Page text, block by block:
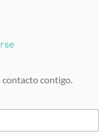
contacto contigo.